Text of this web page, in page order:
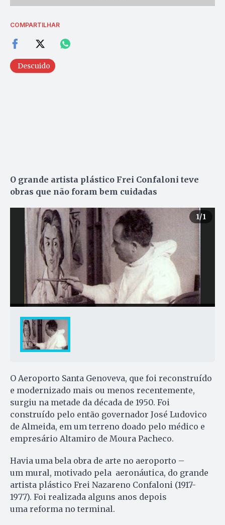
COMPARTILHAR
Descuido
O grande artista plástico Frei Confaloni teve
obras que não foram bem cuidadas
1/1
O Aeroporto Santa Genoveva, que foi reconstruído
e modernizado mais ou menos recentemente,
surgiu na metade da década de 1950. Foi
construído pelo então governador José Ludovico
de Almeida, em um terreno doado pelo médico e
empresário Altamiro de Moura Pacheco.
Havia uma bela obra de arte no aeroporto –
um mural, motivado pela aeronáutica, do grande
artista plástico Frei Nazareno Confaloni (1917-
1977). Foi realizada alguns anos depois
uma reforma no terminal.